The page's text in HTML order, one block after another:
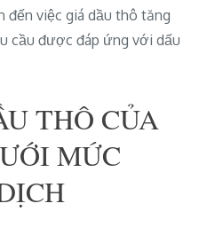
việc giá dầu thô tăng
cầu được đáp ứng với dấu
THÔ CỦA
MỨC